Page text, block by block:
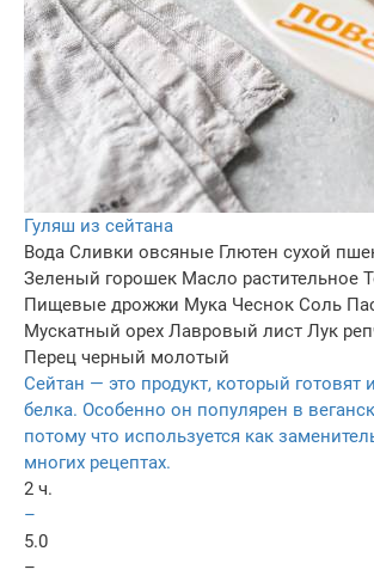
Гуляш из сейтана
Вода Сливки овсяные Глютен сухой
Зеленый горошек Масло растительное
Пищевые дрожжи Мука Чеснок Соль
Мускатный орех Лавровый лист Лук
Перец черный молотый
Сейтан — это продукт, который готовят
белка. Особенно он популярен в
потому что используется как
многих рецептах.
2 ч.
–
5.0
–